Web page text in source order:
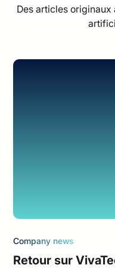
Des articles
Company news
Retour sur